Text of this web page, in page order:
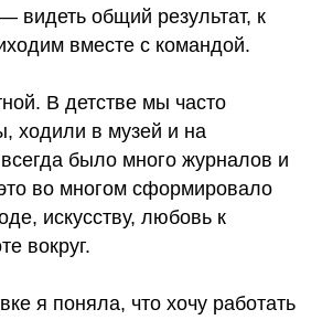
видеть общий результат, к
вместе с командой.
В детстве мы часто
ходили в музей и на
было много журналов и
во многом сформировало
искусству, любовь к
вокруг.
я поняла, что хочу работать